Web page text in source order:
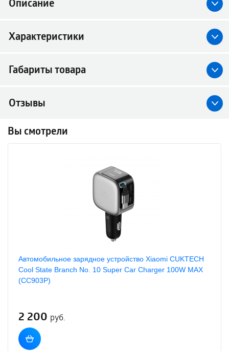
Описание
Характеристики
Габариты товара
Отзывы
Вы смотрели
Автомобильное зарядное устройство Xiaomi CUKTECH
Cool State Branch No. 10 Super Car Charger 100W MAX
(CC903P)
2 200 руб.